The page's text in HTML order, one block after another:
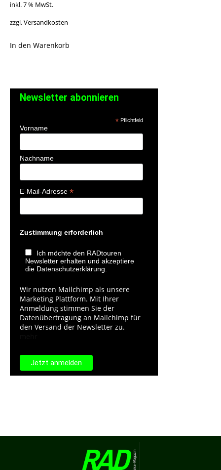
inkl. 7 % MwSt.
zzgl.Versandkosten
In den Warenkorb
Newsletter abonnieren
*Pflichtfeld
Vorname
Nachname
E-Mail-Adresse *
Zustimmung erforderlich
Ich möchte den RADtouren
Newsletter erhalten und akzeptiere
die Datenschutzerklärung.
Wir nutzen Mailchimp als unsere
Marketing Plattform. Mit Ihrer
Anmeldung stimmen Sie der
Datenübertragung an Mailchimp für
den Versand der Newsletter zu.